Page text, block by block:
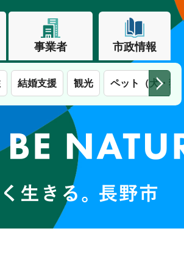
事業者 市政情報
結婚支援 観光 ペット（犬・猫）
きる。長野市